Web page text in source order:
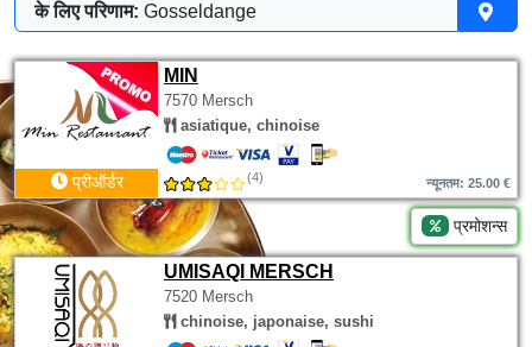
के लिए परिणाम: Gosseldange
MIN
7570 Mersch
asiatique, chinoise
प्रीऑर्डर (4) न्यूनतम: 25.00 €
प्रमोशन्स
UMISAQI MERSCH
7520 Mersch
chinoise, japonaise, sushi